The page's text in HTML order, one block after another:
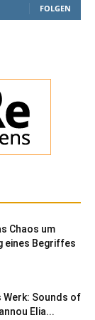
FOLGEN
Chaos um
eines Begriffes
Werk: Sounds of
Elia...